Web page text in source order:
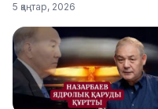
5 қаңтар, 2026